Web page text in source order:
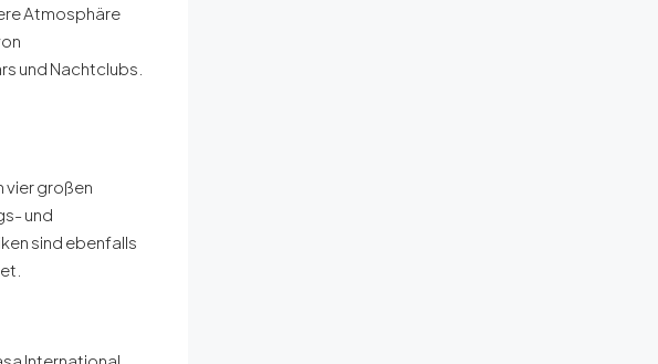
Atmosphäre
und Nachtclubs.
vier großen
und
sind ebenfalls
International